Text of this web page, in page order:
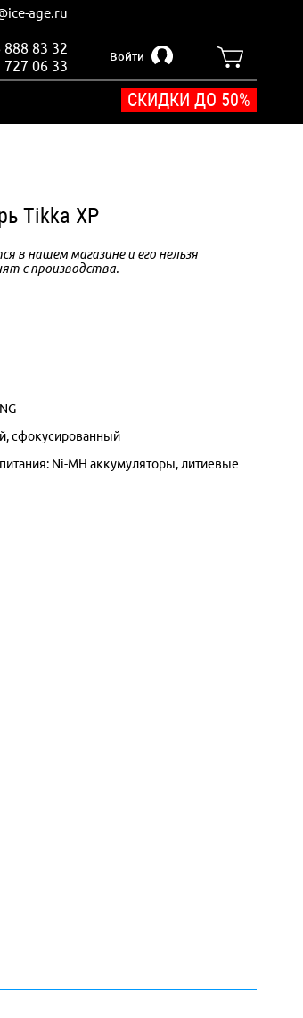
age.ru
888 83 32
727 06 33
Войти
СКИДКИ ДО 50%
Tikka XP
в нашем магазине и его нельзя
с производства.
сфокусированный
Ni-MH аккумуляторы, литиевые